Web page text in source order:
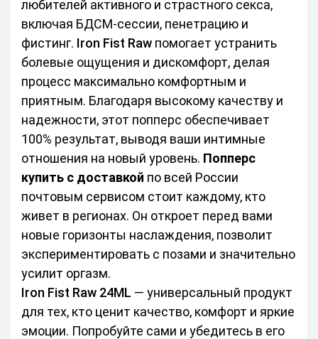
любителей активного и страстного секса,
включая БДСМ-сессии, пенетрацию и
фистинг. Iron Fist Raw помогает устранить
болевые ощущения и дискомфорт, делая
процесс максимально комфортным и
приятным. Благодаря высокому качеству и
надежности, этот попперс обеспечивает
100% результат, выводя ваши интимные
отношения на новый уровень. Попперс
купить с доставкой по всей России
почтовым сервисом стоит каждому, кто
живет в регионах. Он откроет перед вами
новые горизонты наслаждения, позволит
экспериментировать с позами и значительно
усилит оргазм.
Iron Fist Raw 24ML — универсальный продукт
для тех, кто ценит качество, комфорт и яркие
эмоции. Попробуйте сами и убедитесь в его